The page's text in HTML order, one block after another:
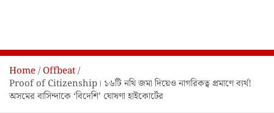
Home Offbeat
Proof of Citizenship। ১৬টি নথি জমা দিয়েও নাগরিকত্ব প্রমাণে ব্যর্থ!
অসমের বাসিন্দাকে ‘বিদেশি’ ঘোষণা হাইকোর্টের